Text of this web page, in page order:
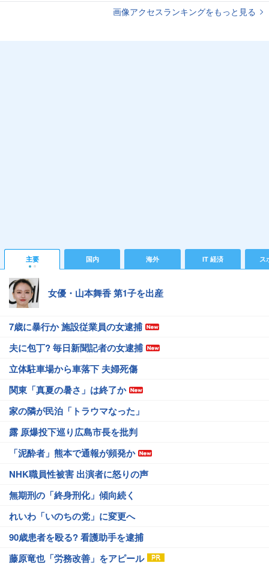
画像アクセスランキングをもっと見る
主要 国内 海外 IT 経済 ス
女優・山本舞香 第1子を出産
7歳に暴行か 施設従業員の女逮捕
夫に包丁? 毎日新聞記者の女逮捕
立体駐車場から車落下 夫婦死傷
関東「真夏の暑さ」は終了か
家の隣が民泊「トラウマなった」
露 原爆投下巡り広島市長を批判
「泥酔者」熊本で通報が頻発か
NHK職員性被害 出演者に怒りの声
無期刑の「終身刑化」傾向続く
れいわ「いのちの党」に変更へ
90歳患者を殴る? 看護助手を逮捕
藤原竜也「労務改善」をアピール